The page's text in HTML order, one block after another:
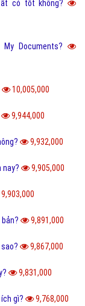
có tốt không?
Documents?
10,005,000
9,944,000
9,932,000
nay? 9,905,000
9,903,000
9,891,000
9,867,000
9,831,000
gì? 9,768,000